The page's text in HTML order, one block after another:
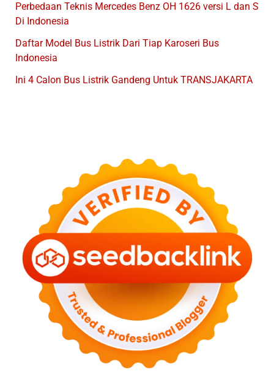
Perbedaan Teknis Mercedes Benz OH 1626 versi L dan S
Di Indonesia
Daftar Model Bus Listrik Dari Tiap Karoseri Bus
Indonesia
Ini 4 Calon Bus Listrik Gandeng Untuk TRANSJAKARTA